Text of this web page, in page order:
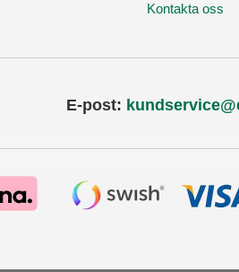
Kontakta oss
E-post: